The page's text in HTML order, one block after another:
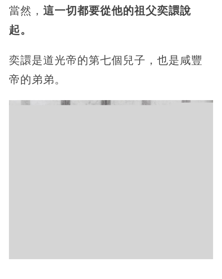
當然， 這一切都要從他的祖父奕譞說
起。
奕譞是道光帝的第七個兒子，也是咸豐
帝的弟弟。